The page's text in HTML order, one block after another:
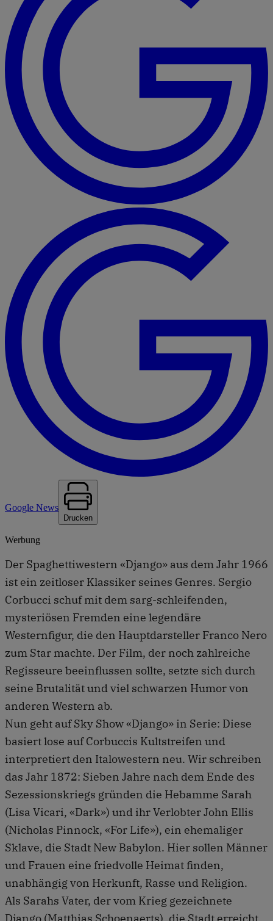
Google News
Drucken
Werbung
Der Spaghettiwestern «Django» aus dem Jahr 1966
ist ein zeitloser Klassiker seines Genres. Sergio
Corbucci schuf mit dem sarg-schleifenden,
mysteriösen Fremden eine legendäre
Westernfigur, die den Hauptdarsteller Franco Nero
zum Star machte. Der Film, der noch zahlreiche
Regisseure beeinflussen sollte, setzte sich durch
seine Brutalität und viel schwarzen Humor von
anderen Western ab.
Nun geht auf Sky Show «Django» in Serie: Diese
basiert lose auf Corbuccis Kultstreifen und
interpretiert den Italowestern neu. Wir schreiben
das Jahr 1872: Sieben Jahre nach dem Ende des
Sezessionskriegs gründen die Hebamme Sarah
(Lisa Vicari, «Dark») und ihr Verlobter John Ellis
(Nicholas Pinnock, «For Life»), ein ehemaliger
Sklave, die Stadt New Babylon. Hier sollen Männer
und Frauen eine friedvolle Heimat finden,
unabhängig von Herkunft, Rasse und Religion.
Als Sarahs Vater, der vom Krieg gezeichnete